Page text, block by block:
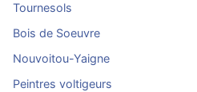
Tournesols
Bois de Soeuvre
Nouvoitou-Yaigne
Peintres voltigeurs